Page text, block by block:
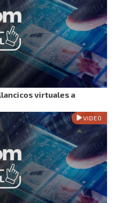
virtuales a
VIDEO